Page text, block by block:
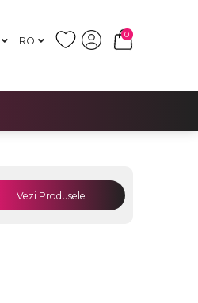
RO
0
Vezi Produsele